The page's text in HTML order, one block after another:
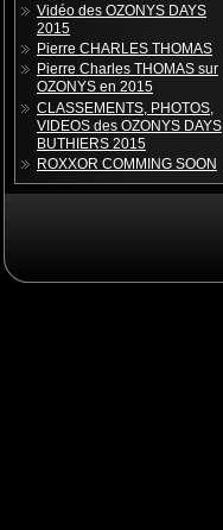
Vidéo des OZONYS DAYS
2015
Pierre CHARLES THOMAS
Pierre Charles THOMAS sur
OZONYS en 2015
CLASSEMENTS, PHOTOS,
VIDEOS des OZONYS DAYS
BUTHIERS 2015
ROXXOR COMMING SOON